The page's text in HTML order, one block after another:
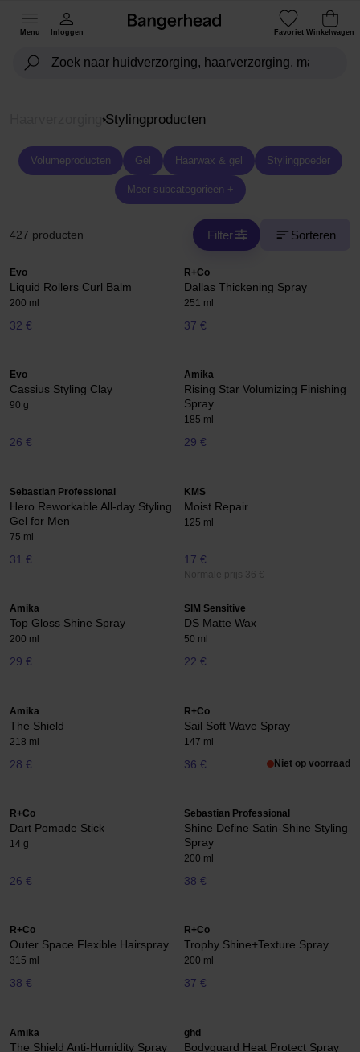
Menu Inloggen Favoriet Winkelwagen
Stylingproducten
Volumeproducten Gel Haarwax & gel Stylingpoeder
Meer subcategorieën +
427 producten Filter Sorteren
Evo
Liquid Rollers Curl Balm
200 ml
32 €
R+Co
Dallas Thickening Spray
251 ml
37 €
Evo
Cassius Styling Clay
90 g
26 €
Amika
Rising Star Volumizing Finishing
Spray
185 ml
29 €
Sebastian Professional
Hero Reworkable All-day Styling
Gel for Men
75 ml
31 €
KMS
Moist Repair
125 ml
17 €
Normale prijs 36 €
Amika
Top Gloss Shine Spray
200 ml
29 €
SIM Sensitive
DS Matte Wax
50 ml
22 €
Amika
The Shield
218 ml
28 €
R+Co
Sail Soft Wave Spray
147 ml
36 € Niet op voorraad
R+Co
Dart Pomade Stick
14 g
26 €
Sebastian Professional
Shine Define Satin-Shine Styling
Spray
200 ml
38 €
R+Co
Outer Space Flexible Hairspray
315 ml
38 €
R+Co
Trophy Shine+Texture Spray
200 ml
37 €
Amika
The Shield Anti-Humidity Spray
ghd
Bodyguard Heat Protect Spray